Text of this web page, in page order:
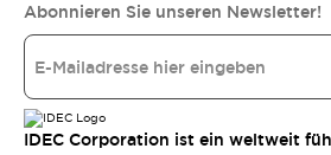
Abonnieren Sie unseren Newsletter!
IDEC Corporation ist ein weltweit